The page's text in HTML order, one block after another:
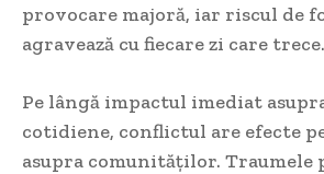
provocare majoră, iar riscul de
agravează cu fiecare zi care trece.
Pe lângă impactul imediat
cotidiene, conflictul are efecte
asupra comunităților. Traumele